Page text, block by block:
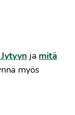
ja mitä
myös